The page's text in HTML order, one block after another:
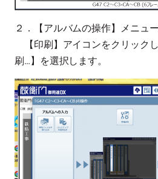
２．【アルバムの操作】メニュ
【印刷】アイコンをクリック
刷…】を選択します。